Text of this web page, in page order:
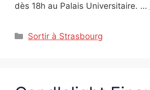
dès 18h au Palais Universitaire. …
Catégories
Sortir à Strasbourg